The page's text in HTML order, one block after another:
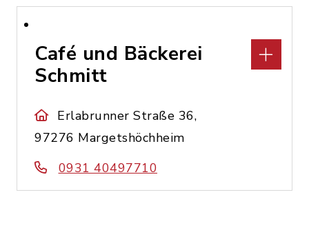
Café und Bäckerei
Schmitt
Erlabrunner Straße 36,
97276 Margetshöchheim
0931 40497710